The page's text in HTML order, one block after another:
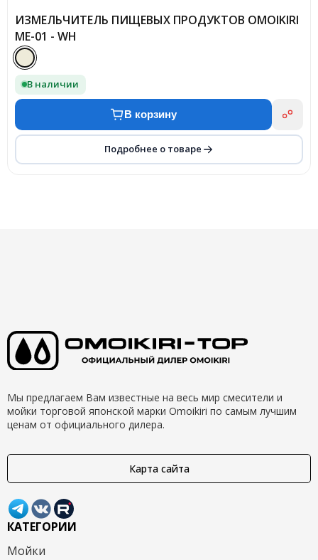
ИЗМЕЛЬЧИТЕЛЬ ПИЩЕВЫХ ПРОДУКТОВ OMOIKIRI
ME-01 - WH
В наличии
В корзину
Подробнее о товаре
Мы предлагаем Вам известные на весь мир смесители и
мойки торговой японской марки Omoikiri по самым лучшим
ценам от официального дилера.
Карта сайта
КАТЕГОРИИ
Мойки